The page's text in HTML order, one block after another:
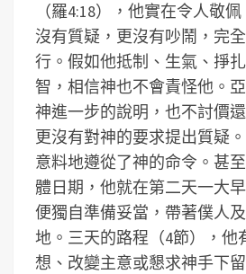
（羅4:18），他實在令人敬
沒有質疑，更沒有吵鬧，完
行。假如他抵制、生氣、掙
智，相信神也不會責怪他。
神進一步的說明，也不討價
更沒有對神的要求提出質疑
意料地遵從了神的命令。甚
體日期，他就在第二天一大
便獨自準備妥當，帶著僕人
地。三天的路程（4節），他
想、改變主意或懇求神手下留